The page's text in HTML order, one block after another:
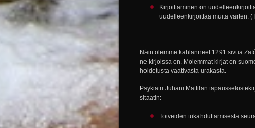
Kirjoittaminen on
uudelleenkirjoittaa muita varten.
Näin olemme kahlanneet 1291 sivua
ne kirjoissa on. Molemmat kirjat on
hoidetusta vaativasta urakasta.
Psykiatri Juhani Mattilan
sitaatin:
Toiveiden tukahduttamisesta